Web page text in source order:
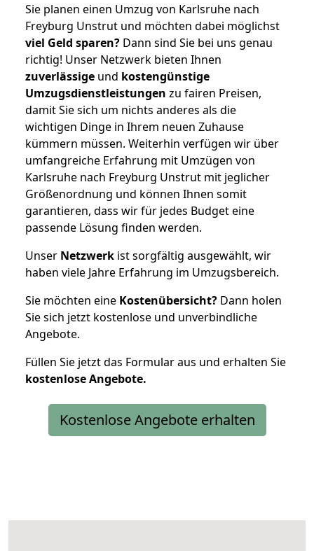
Sie planen einen Umzug von Karlsruhe nach
Freyburg Unstrut und möchten dabei möglichst
viel Geld sparen? Dann sind Sie bei uns genau
richtig! Unser Netzwerk bieten Ihnen
zuverlässige und kostengünstige
Umzugsdienstleistungen zu fairen Preisen,
damit Sie sich um nichts anderes als die
wichtigen Dinge in Ihrem neuen Zuhause
kümmern müssen. Weiterhin verfügen wir über
umfangreiche Erfahrung mit Umzügen von
Karlsruhe nach Freyburg Unstrut mit jeglicher
Größenordnung und können Ihnen somit
garantieren, dass wir für jedes Budget eine
passende Lösung finden werden.
Unser Netzwerk ist sorgfältig ausgewählt, wir
haben viele Jahre Erfahrung im Umzugsbereich.
Sie möchten eine Kostenübersicht? Dann holen
Sie sich jetzt kostenlose und unverbindliche
Angebote.
Füllen Sie jetzt das Formular aus und erhalten Sie
kostenloseAngebote.
Kostenlose Angebote erhalten